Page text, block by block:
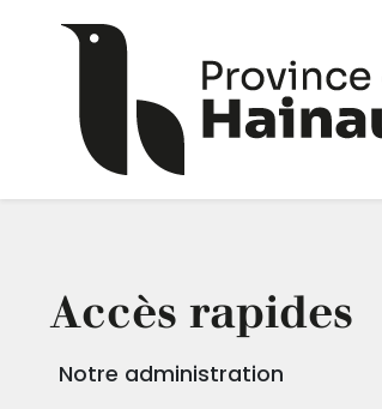
Accès rapides
Notre administration